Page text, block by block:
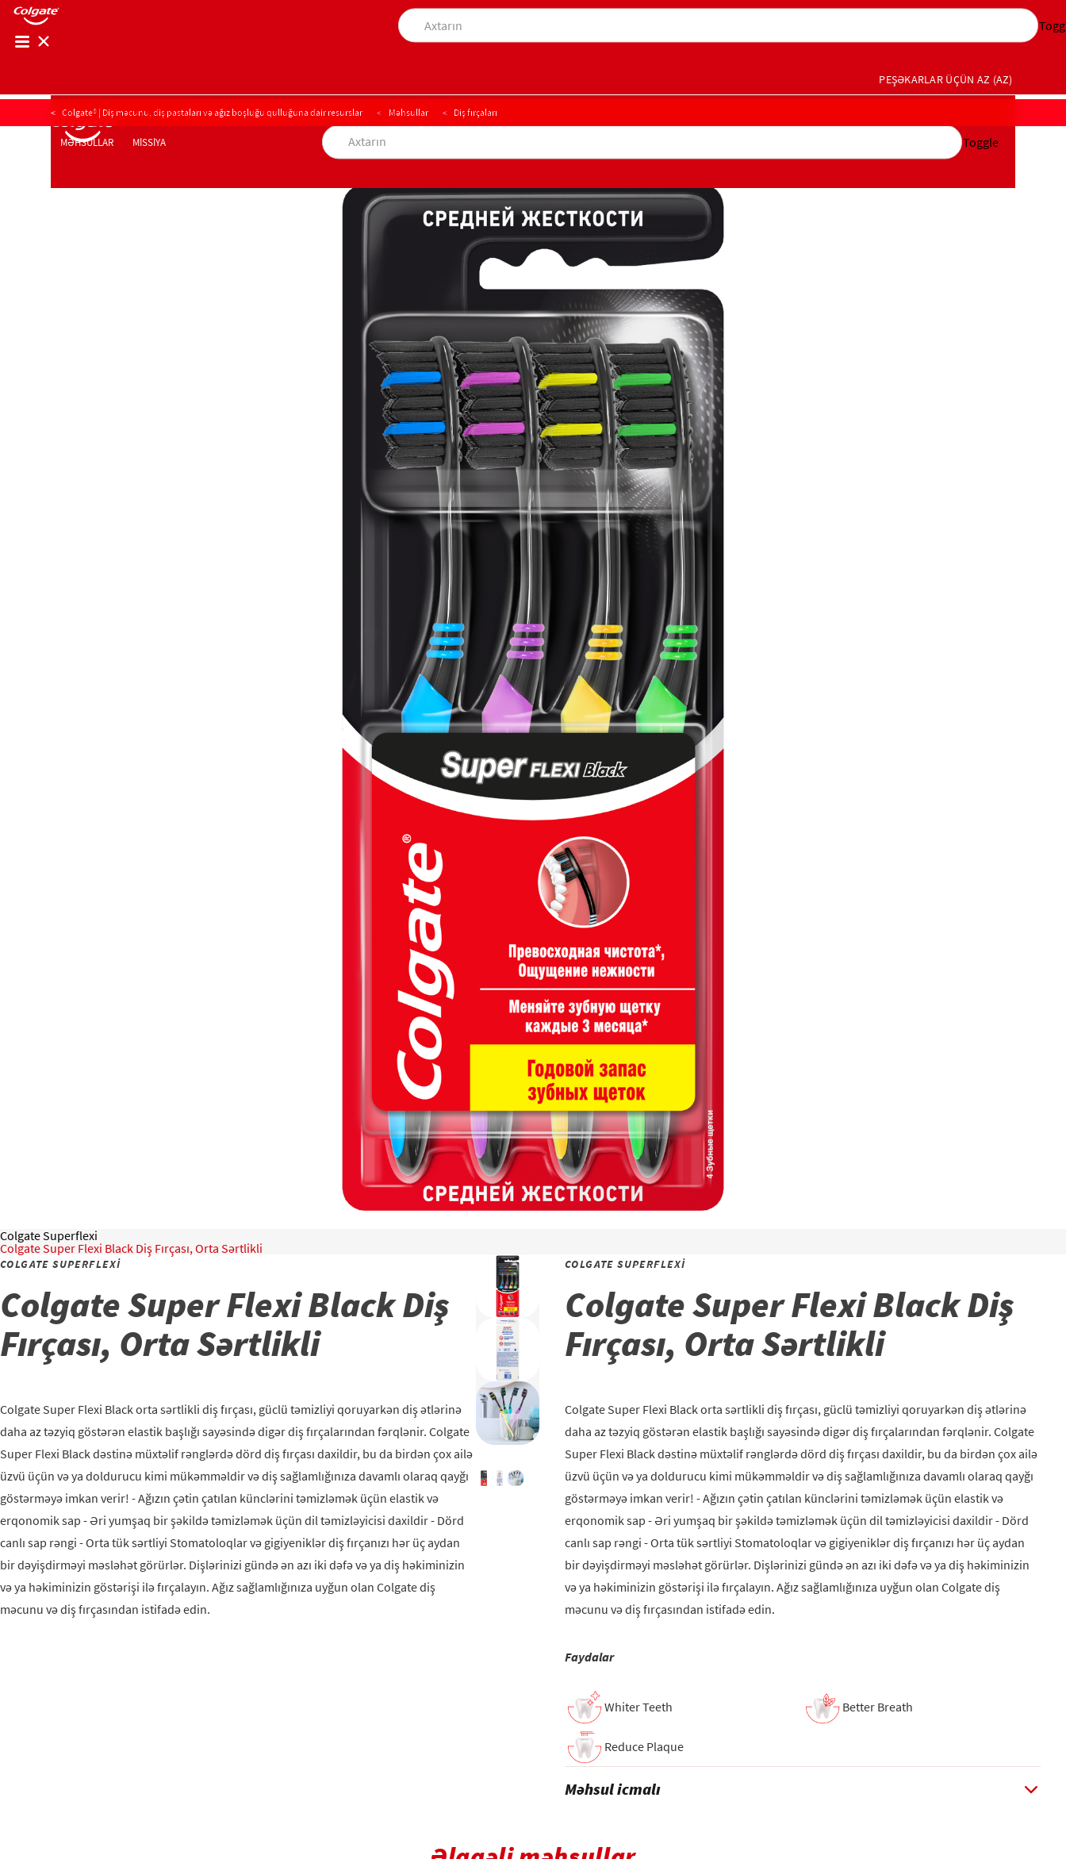
MƏHSULLAR MİSSİYA
PEŞƏKARLAR ÜÇÜN AZ (AZ)
MƏHSULLAR MİSSİYA
AĞIZ BOŞLUĞU SAĞLAMLIĞININ YOXLANIŞI MƏHSUL SEÇİMİ
Toggle
Colgate® | Diş məcunu, diş pastaları və ağız boşluğu qulluğuna dair resurslar Məhsullar Diş fırçaları
Colgate Superflexi
Colgate Super Flexi Black Diş Fırçası, Orta Sərtlikli
COLGATE SUPERFLEXI
Colgate Super Flexi Black Diş
Fırçası, Orta Sərtlikli
Colgate Super Flexi Black orta sərtlikli diş fırçası, güclü təmizliyi qoruyarkən diş ətlərinə
daha az təzyiq göstərən elastik başlığı sayəsində digər diş fırçalarından fərqlənir. Colgate
Super Flexi Black dəstinə müxtəlif rənglərdə dörd diş fırçası daxildir, bu da birdən çox ailə
üzvü üçün və ya doldurucu kimi mükəmməldir və diş sağlamlığınıza davamlı olaraq qayğı
göstərməyə imkan verir! - Ağızın çətin çatılan künclərini təmizləmək üçün elastik və
erqonomik sap - Əri yumşaq bir şəkildə təmizləmək üçün dil təmizləyicisi daxildir - Dörd
canlı sap rəngi - Orta tük sərtliyi Stomatoloqlar və gigiyeniklər diş fırçanızı hər üç aydan
bir dəyişdirməyi məsləhət görürlər. Dişlərinizi gündə ən azı iki dəfə və ya diş həkiminizin
və ya həkiminizin göstərişi ilə fırçalayın. Ağız sağlamlığınıza uyğun olan Colgate diş
məcunu və diş fırçasından istifadə edin.
COLGATE SUPERFLEXI
Colgate Super Flexi Black Diş
Fırçası, Orta Sərtlikli
Colgate Super Flexi Black orta sərtlikli diş fırçası, güclü təmizliyi qoruyarkən diş ətlərinə
daha az təzyiq göstərən elastik başlığı sayəsində digər diş fırçalarından fərqlənir. Colgate
Super Flexi Black dəstinə müxtəlif rənglərdə dörd diş fırçası daxildir, bu da birdən çox ailə
üzvü üçün və ya doldurucu kimi mükəmməldir və diş sağlamlığınıza davamlı olaraq qayğı
göstərməyə imkan verir! - Ağızın çətin çatılan künclərini təmizləmək üçün elastik və
erqonomik sap - Əri yumşaq bir şəkildə təmizləmək üçün dil təmizləyicisi daxildir - Dörd
canlı sap rəngi - Orta tük sərtliyi Stomatoloqlar və gigiyeniklər diş fırçanızı hər üç aydan
bir dəyişdirməyi məsləhət görürlər. Dişlərinizi gündə ən azı iki dəfə və ya diş həkiminizin
və ya həkiminizin göstərişi ilə fırçalayın. Ağız sağlamlığınıza uyğun olan Colgate diş
məcunu və diş fırçasından istifadə edin.
Faydalar
Whiter Teeth Better Breath
Reduce Plaque
Məhsul icmalı